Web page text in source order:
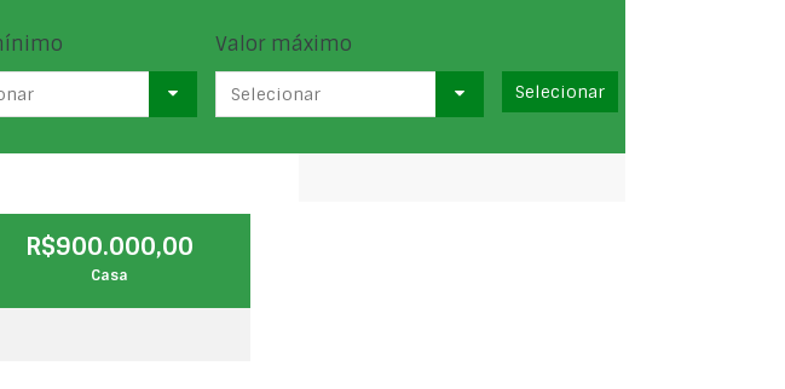
Valor máximo
Selecionar
R$900.000,00
Casa